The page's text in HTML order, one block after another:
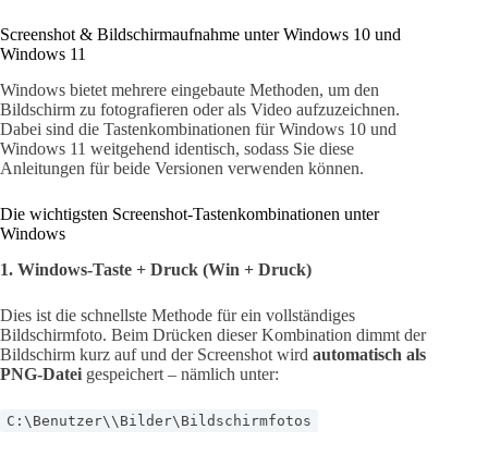
Screenshot & Bildschirmaufnahme unter Windows 10 und
Windows 11
Windows bietet mehrere eingebaute Methoden, um den
Bildschirm zu fotografieren oder als Video aufzuzeichnen.
Dabei sind die Tastenkombinationen für Windows 10 und
Windows 11 weitgehend identisch, sodass Sie diese
Anleitungen für beide Versionen verwenden können.
Die wichtigsten Screenshot-Tastenkombinationen unter
Windows
1. Windows-Taste + Druck (Win + Druck)
Dies ist die schnellste Methode für ein vollständiges
Bildschirmfoto. Beim Drücken dieser Kombination dimmt der
Bildschirm kurz auf und der Screenshot wird automatisch als
PNG-Datei gespeichert – nämlich unter:
C:\Benutzer\\Bilder\Bildschirmfotos